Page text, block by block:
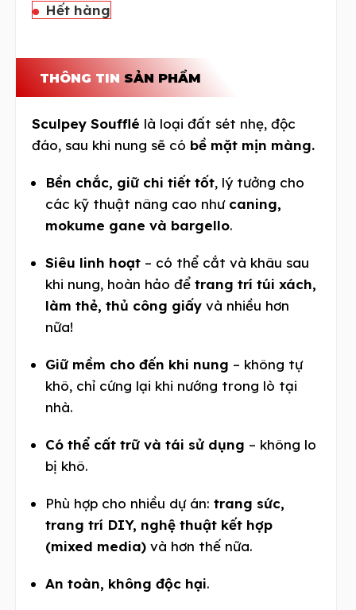
Hết hàng
THÔNG TIN SẢN PHẨM
Sculpey Soufflé là loại đất sét nhẹ, độc
đáo, sau khi nung sẽ có bề mặt mịn màng.
Bền chắc, giữ chi tiết tốt, lý tưởng cho
các kỹ thuật nâng cao như caning,
mokume gane và bargello.
Siêu linh hoạt – có thể cắt và khâu sau
khi nung, hoàn hảo đểtrang trí túi xách,
làm thẻ, thủ công giấy và nhiều hơn
nữa!
Giữ mềm cho đến khi nung – không tự
khô, chỉ cứng lại khi nướng trong lò tại
nhà.
Có thể cất trữ và tái sử dụng – không lo
bị khô.
Phù hợp cho nhiều dự án:trang sức,
trang trí DIY, nghệ thuật kết hợp
(mixed media) và hơn thế nữa.
An toàn, không độc hại.